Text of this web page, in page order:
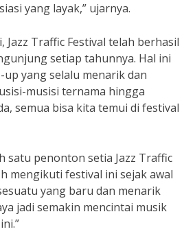
yang layak,” ujarnya.
Jazz Traffic Festival telah berhasil
setiap tahunnya. Hal ini
yang selalu menarik dan
musisi ternama hingga
semua bisa kita temui di festival
satu penonton setia Jazz Traffic
mengikuti festival ini sejak awal
yang baru dan menarik
jadi semakin mencintai musik